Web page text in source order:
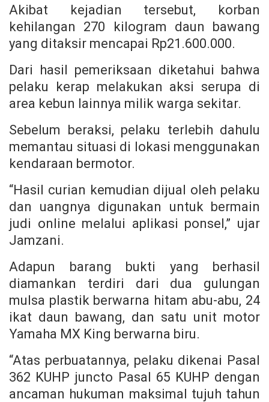
Akibat kejadian tersebut, korban
kehilangan 270 kilogram daun bawang
yang ditaksir mencapai Rp21.600.000.
Dari hasil pemeriksaan diketahui bahwa
pelaku kerap melakukan aksi serupa di
area kebun lainnya milik warga sekitar.
Sebelum beraksi, pelaku terlebih dahulu
memantau situasi di lokasi menggunakan
kendaraan bermotor.
“Hasil curian kemudian dijual oleh pelaku
dan uangnya digunakan untuk bermain
judi online melalui aplikasi ponsel,” ujar
Jamzani.
Adapun barang bukti yang berhasil
diamankan terdiri dari dua gulungan
mulsa plastik berwarna hitam abu-abu, 24
ikat daun bawang, dan satu unit motor
Yamaha MX King berwarna biru.
“Atas perbuatannya, pelaku dikenai Pasal
362 KUHP juncto Pasal 65 KUHP dengan
ancaman hukuman maksimal tujuh tahun